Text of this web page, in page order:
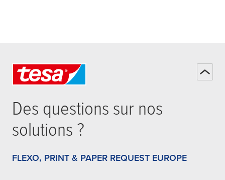
Des questions sur nos
solutions ?
FLEXO, PRINT & PAPER REQUEST EUROPE